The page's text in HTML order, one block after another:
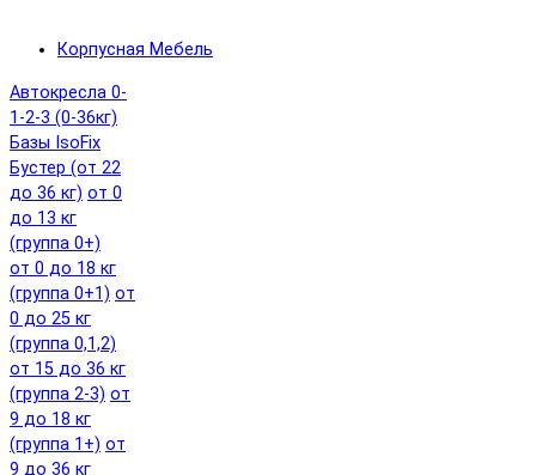
Корпусная Мебель
Автокресла 0-
1-2-3 (0-36кг)
Базы IsoFix
Бустер (от 22
до 36 кг) от 0
до 13 кг
(группа 0+)
от 0 до 18 кг
(группа 0+1) от
0 до 25 кг
(группа 0,1,2)
от 15 до 36 кг
(группа 2-3) от
9 до 18 кг
(группа 1+) от
9 до 36 кг